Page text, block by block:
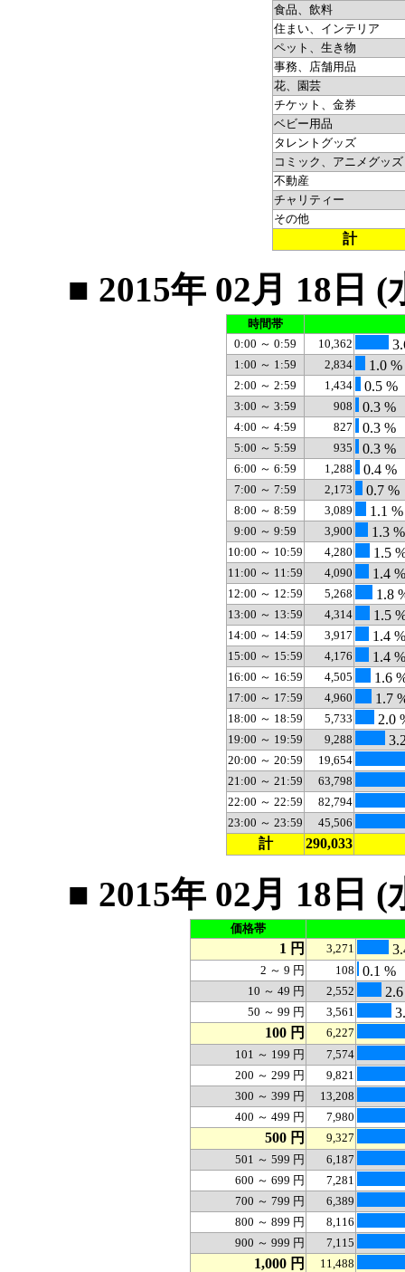
食品、飲料
住まい、インテリア
ペット、生き物
事務、店舗用品
花、園芸
チケット、金券
ベビー用品
タレントグッズ
コミック、アニメグッズ
不動産
チャリティー
その他
計
■ 2015年 02月 18日
時間帯
0:00 ～ 0:59
10,362
1:00 ～ 1:59 2,834 1.0 %
2:00 ～ 2:59 1,434 0.5 %
3:00 ～ 3:59 908 0.3 %
4:00 ～ 4:59 827 0.3 %
5:00 ～ 5:59 935 0.3 %
6:00 ～ 6:59 1,288 0.4 %
7:00 ～ 7:59 2,173 0.7 %
8:00 ～ 8:59 3,089 1.1 %
9:00 ～ 9:59 3,900 1.3 %
10:00 ～ 10:59 4,280 1.5
11:00 ～ 11:59 4,090 1.4 %
12:00 ～ 12:59 5,268 1.8
13:00 ～ 13:59 4,314 1.5
14:00 ～ 14:59 3,917 1.4 %
15:00 ～ 15:59 4,176 1.4 %
16:00 ～ 16:59 4,505 1.6
17:00 ～ 17:59 4,960 1.7
18:00 ～ 18:59 5,733 2.0
19:00 ～ 19:59 9,288
20:00 ～ 20:59
19,654
21:00 ～ 21:59
63,798
22:00 ～ 22:59
82,794
23:00 ～ 23:59
45,506
計 290,033
■ 2015年 02月 18日
価格帯
1 円 3,271
2 ～ 9 円 108 0.1 %
10 ～ 49 円 2,552
50 ～ 99 円 3,561
100 円
6,227
101 ～ 199 円
7,574
200 ～ 299 円
9,821
300 ～ 399 円
13,208
400 ～ 499 円
7,980
500 円
9,327
501 ～ 599 円
6,187
600 ～ 699 円
7,281
700 ～ 799 円
6,389
800 ～ 899 円
8,116
900 ～ 999 円
7,115
1,000 円
11,488